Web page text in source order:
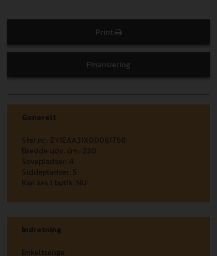
Print
Finansiering
Generelt
Stel nr.: ZY1EAA31X00061768
Bredde udv. cm.: 230
Sovepladser: 4
Siddepladser: 5
Kan ses i butik: NU
Indretning
Enkeltsenge